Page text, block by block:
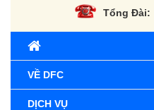
Tổng Đài:
VỀ DFC
DỊCH VỤ